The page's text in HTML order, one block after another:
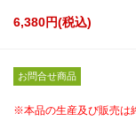
6,380円(税込)
お問合せ商品
※本品の生産及び販売は